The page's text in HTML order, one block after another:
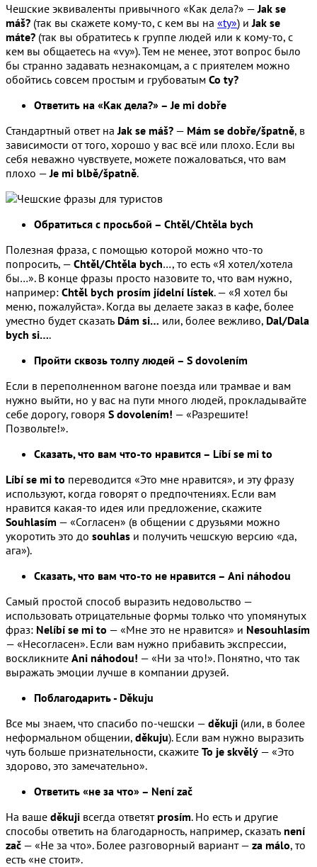
Чешские эквиваленты привычного «Как дела?» — Jak se
máš? (так вы скажете кому-то, с кем вы на «ty») и Jak se
máte? (так вы обратитесь к группе людей или к кому-то, с
кем вы общаетесь на «vy»). Тем не менее, этот вопрос было
бы странно задавать незнакомцам, а с приятелем можно
обойтись совсем простым и грубоватым Co ty?
Ответить на «Как дела?» – Je mi dobře
Стандартный ответ на Jak se máš? — Mám se dobře/špatně, в
зависимости от того, хорошо у вас всё или плохо. Если вы
себя неважно чувствуете, можете пожаловаться, что вам
плохо — Je mi blbě/špatně.
Обратиться с просьбой – Chtěl/Chtěla bych
Полезная фраза, с помощью которой можно что-то
попросить, — Chtěl/Chtěla bych…, то есть «Я хотел/хотела
бы…». В конце фразы просто назовите то, что вам нужно,
например: Chtěl bych prosím jídelní lístek. — «Я хотел бы
меню, пожалуйста». Когда вы делаете заказ в кафе, более
уместно будет сказать Dám si… или, более вежливо, Dal/Dala
bych si….
Пройти сквозь толпу людей – S dovolením
Если в переполненном вагоне поезда или трамвае и вам
нужно выйти, но у вас на пути много людей, прокладывайте
себе дорогу, говоря S dovolením! — «Разрешите!
Позвольте!».
Сказать, что вам что-то нравится – Líbí se mi to
Líbí se mi to переводится «Это мне нравится», и эту фразу
используют, когда говорят о предпочтениях. Если вам
нравится какая-то идея или предложение, скажите
Souhlasím — «Согласен» (в общении с друзьями можно
укоротить это до souhlas и получить чешскую версию «да,
ага»).
Сказать, что вам что-то не нравится – Ani náhodou
Самый простой способ выразить недовольство —
использовать отрицательные формы только что упомянутых
фраз: Nelíbí se mi to — «Мне это не нравится» и Nesouhlasím
— «Несогласен». Если вам нужно прибавить экспрессии,
воскликните Ani náhodou! — «Ни за что!». Понятно, что так
выражать эмоции лучше в компании друзей.
Поблагодарить - Děkuju
Все мы знаем, что спасибо по-чешски — děkuji (или, в более
неформальном общении, děkuju). Если вам нужно выразить
чуть больше признательности, скажите To je skvělý — «Это
здорово, это замечательно».
Ответить «не за что» – Není zač
На ваше děkuji всегда ответятprosím. Но есть и другие
способы ответить на благодарность, например, сказать není
zač — «Не за что». Более разговорный вариант — za málo, то
есть «не стоит».